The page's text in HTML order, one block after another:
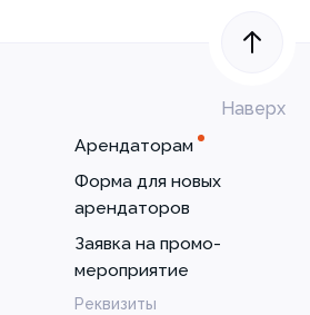
Наверх
Арендаторам
Форма для новых
арендаторов
Заявка на промо-
мероприятие
Реквизиты